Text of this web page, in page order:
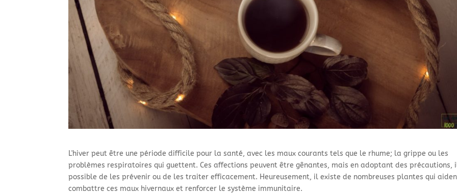
L'hiver peut être une période difficile pour la santé, avec les maux courants tels que le rhume; la grippe ou les
problèmes respiratoires qui guettent. Ces affections peuvent être gênantes, mais en adoptant des précautions,
possible de les prévenir ou de les traiter efficacement. Heureusement, il existe de nombreuses plantes qui
combattre ces maux hivernaux et renforcer le système immunitaire.